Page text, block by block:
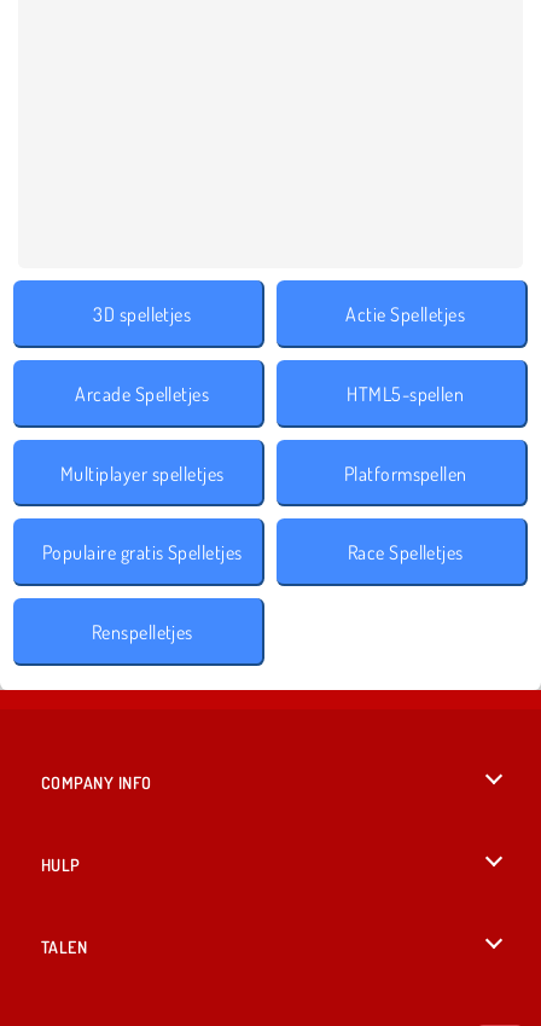
3D spelletjes Actie Spelletjes
Arcade Spelletjes HTML5-spellen
Multiplayer spelletjes Platformspellen
Populaire gratis Spelletjes Race Spelletjes
Renspelletjes
COMPANY INFO
HULP
TALEN